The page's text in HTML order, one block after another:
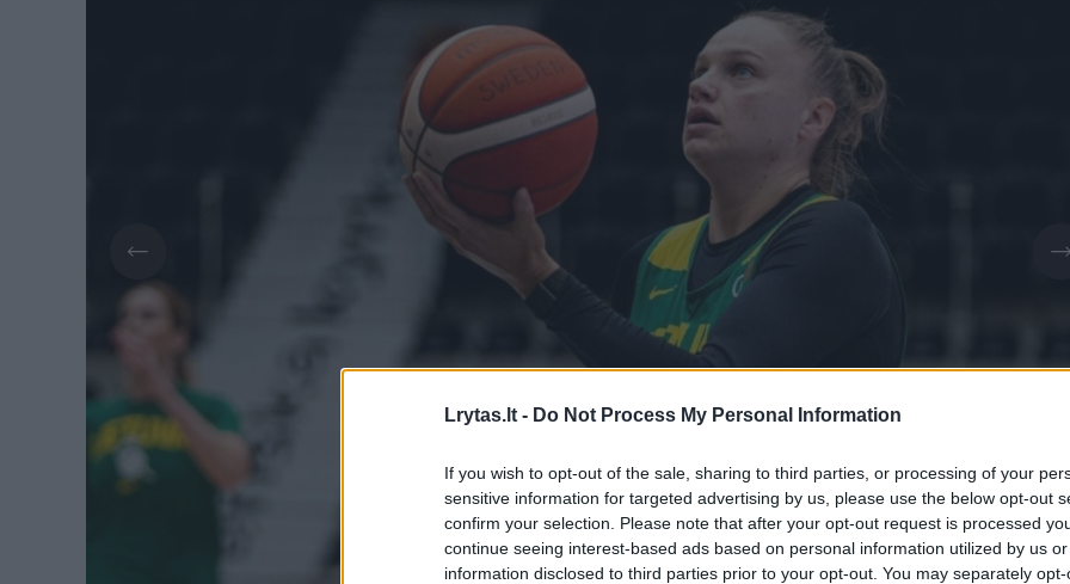
Lrytas.lt - Do Not Process My Personal Information
If you wish to opt-out of the sale, sharing to third parties, or processing of your
sensitive information for targeted advertising by us, please use the below opt-out
confirm your selection. Please note that after your opt-out request is processed
continue seeing interest-based ads based on personal information utilized by us
information disclosed to third parties prior to your opt-out. You may separately
Daugiau nuotraukų (1)